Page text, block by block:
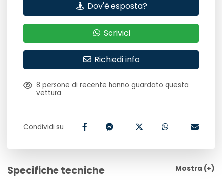
Dov'è esposta?
Scrivici
Richiedi info
8 persone di recente hanno guardato questa
vettura
Condividi su
Specifiche tecniche Mostra (+)